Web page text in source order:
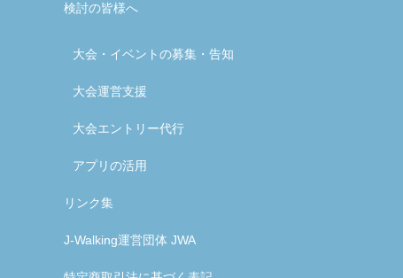
検討の皆様へ
大会・イベントの募集・告知
大会運営支援
大会エントリー代行
アプリの活用
リンク集
J-Walking運営団体 JWA